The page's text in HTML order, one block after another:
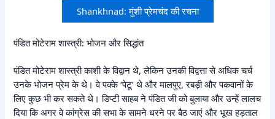
Shankhnad: मुंशी प्रेमचंद की रचना
पंडित मोटेराम शास्त्री: भोजन और सिद्धांत
पंडित मोटेराम शास्त्री काशी के विद्वान थे, लेकिन उनकी विद्वत्ता से अधिक चर्च
उनके भोजन प्रेम के थे। वे पक्के ‘पेटू’ थे और मालपुए, रबड़ी और पकवानों के
लिए कुछ भी कर सकते थे। डिप्टी साहब ने पंडित जी को बुलाया और उन्हें लालच
दिया कि अगर वे कांग्रेस की सभा के सामने धरने पर बैठ जाएं और भूख हड़ताल